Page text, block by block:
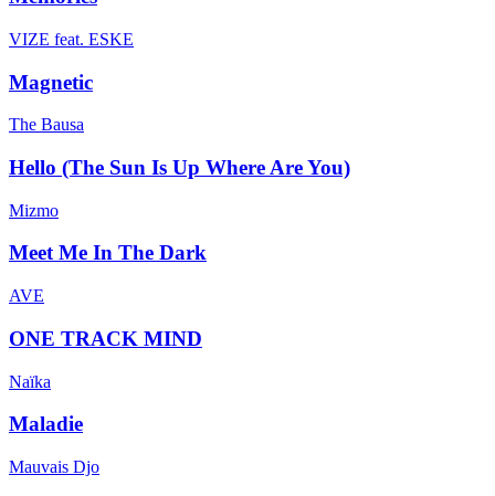
VIZE feat. ESKE
Magnetic
The Bausa
Hello (The Sun Is Up Where Are You)
Mizmo
Meet Me In The Dark
AVE
ONE TRACK MIND
Naïka
Maladie
Mauvais Djo